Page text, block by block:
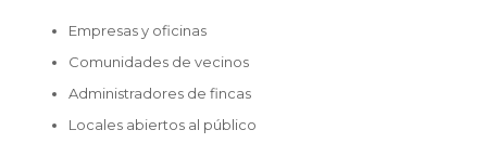
Empresas y oficinas
Comunidades de vecinos
Administradores de fincas
Locales abiertos al público